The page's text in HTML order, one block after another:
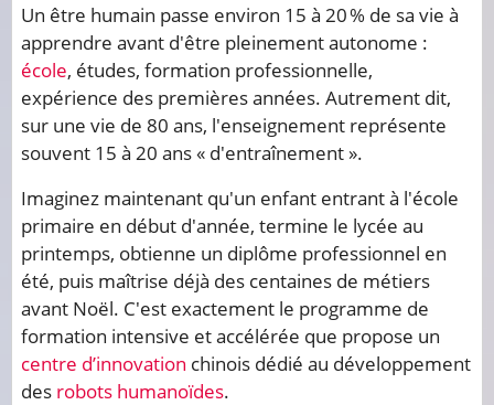
Un être humain passe environ 15 à 20 % de sa vie à
apprendre avant d'être pleinement autonome :
école, études, formation professionnelle,
expérience des premières années. Autrement dit,
sur une vie de 80 ans, l'enseignement représente
souvent 15 à 20 ans « d'entraînement ».
Imaginez maintenant qu'un enfant entrant à l'école
primaire en début d'année, termine le lycée au
printemps, obtienne un diplôme professionnel en
été, puis maîtrise déjà des centaines de métiers
avant Noël. C'est exactement le programme de
formation intensive et accélérée que propose un
centre d’innovation chinois dédié au développement
des robots humanoïdes.